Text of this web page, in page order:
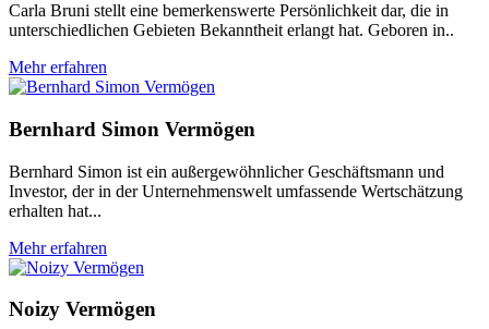
Carla Bruni stellt eine bemerkenswerte Persönlichkeit dar, die in
unterschiedlichen Gebieten Bekanntheit erlangt hat. Geboren in..
Mehr erfahren
Bernhard Simon Vermögen
Bernhard Simon ist ein außergewöhnlicher Geschäftsmann und
Investor, der in der Unternehmenswelt umfassende Wertschätzung
erhalten hat...
Mehr erfahren
Noizy Vermögen